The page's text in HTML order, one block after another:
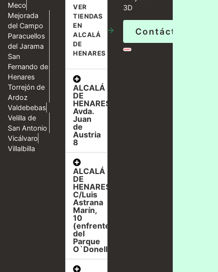
Meco
Mejorada
del Campo
Paracuellos
del Jarama
San
Fernando de
Henares
Torrejón de
Ardoz
Valdebebas
Velilla de
San Antonio
Vicálvaro
Villalbilla
VER
TIENDAS
EN
ALCALÁ
DE
HENARES
→
ALCALÁ
DE
HENARES,
Avda.
Juan
de
Austria
8
ALCALÁ
DE
HENARES,
C/Luis
Astrana
Marín,
10
(enfrente
del
Parque
O`Donell)
3D
Contáctanos